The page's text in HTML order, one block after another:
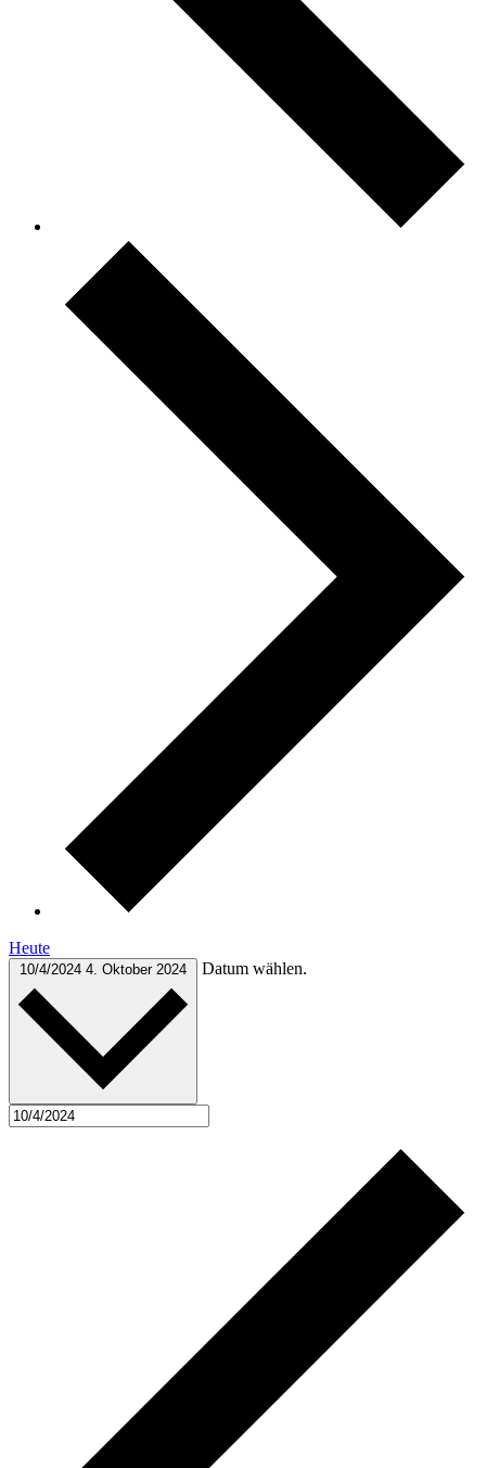
Heute
10/4/2024 4. Oktober 2024 Datum wählen.